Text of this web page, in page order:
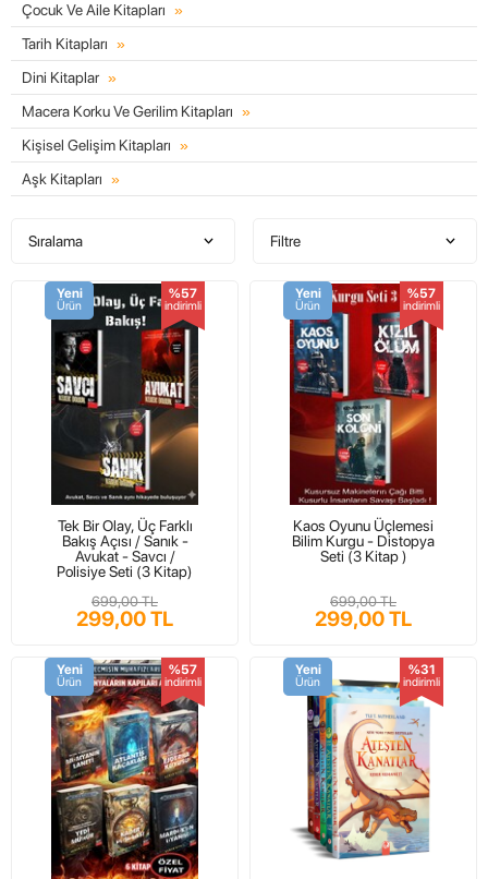
Çocuk Ve Aile Kitapları
Tarih Kitapları
Dini Kitaplar
Macera Korku Ve Gerilim Kitapları
Kişisel Gelişim Kitapları
Aşk Kitapları
Sıralama Filtre
%57
indirimli
Yeni
Ürün
Tek Bir Olay, Üç Farklı
Bakış Açısı / Sanık -
Avukat - Savcı /
Polisiye Seti (3 Kitap)
699,00 TL
299,00 TL
%57
indirimli
Yeni
Ürün
Kaos Oyunu Üçlemesi
Bilim Kurgu - Distopya
Seti (3 Kitap )
699,00 TL
299,00 TL
%57
indirimli
Yeni
Ürün
%31
indirimli
Yeni
Ürün